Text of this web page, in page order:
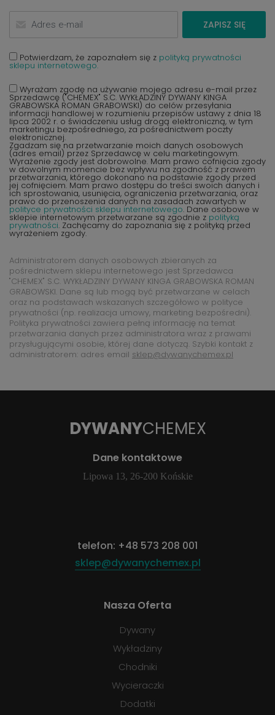
ZAPISZ SIĘ
Potwierdzam, że zapoznałem się z polityką prywatności
sklepu internetowego.
Wyrażam zgodę na używanie mojego adresu e-mail przez
Sprzedawcę ("CHEMEX" S.C. WYKŁADZINY DYWANY KINGA
GRABOWSKA ROMAN GRABOWSKI) do celów przesyłania
informacji handlowej w rozumieniu przepisów ustawy z dnia 18
lipca 2002 r. o świadczeniu usług drogą elektroniczną, w tym
marketingu bezpośredniego, za pośrednictwem poczty
elektronicznej.
Zgadzam się na przetwarzanie moich danych osobowych
(adres email) przez Sprzedawcę w celu marketingowym.
Wyrażenie zgody jest dobrowolne. Mam prawo cofnięcia zgody
w dowolnym momencie bez wpływu na zgodność z prawem
przetwarzania, którego dokonano na podstawie zgody przed
jej cofnięciem. Mam prawo dostępu do treści swoich danych i
ich sprostowania, usunięcia, ograniczenia przetwarzania, oraz
prawo do przenoszenia danych na zasadach zawartych w
polityce prywatności sklepu internetowego. Dane osobowe w
sklepie internetowym przetwarzane są zgodnie z polityką
prywatności. Zachęcamy do zapoznania się z polityką przed
wyrażeniem zgody.
Administratorem danych osobowych zbieranych za
pośrednictwem sklepu internetowego jest Sprzedawca
"CHEMEX" S.C. WYKŁADZINY DYWANY KINGA GRABOWSKA ROMAN
GRABOWSKI. Dane są lub mogą być przetwarzane w celach
oraz na podstawach wskazanych szczegółowo w polityce
prywatności (np. realizacja umowy, marketing bezpośredni).
Polityka prywatności zawiera pełną informację na temat
przetwarzania danych przez administratora wraz z prawami
przysługującymi osobie, której dane dotyczą. Szybki kontakt z
administratorem: adres email sklep@dywanychemex.pl
DYWANYCHEMEX
Dane kontaktowe
Lipowa 13, 26-200 Końskie
telefon: +48 573 208 001
sklep@dywanychemex.pl
Nasza Oferta
Dywany
Wykładziny
Chodniki
Wycieraczki
Dodatki